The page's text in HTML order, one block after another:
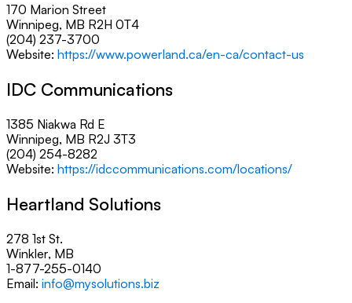
170 Marion Street
Winnipeg, MB R2H 0T4
(204) 237-3700
Website: https://www.powerland.ca/en-ca/contact-us
IDC Communications
1385 Niakwa Rd E
Winnipeg, MB R2J 3T3
(204) 254-8282
Website: https://idccommunications.com/locations/
Heartland Solutions
278 1st St.
Winkler, MB
1-877-255-0140
Email: info@mysolutions.biz